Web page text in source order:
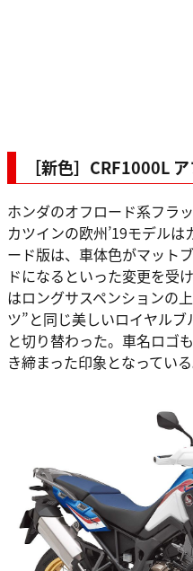
［新色］CRF1000L
ホンダのオフロード系フラ
カツインの欧州’19モデル
ード版は、車体色がマット
ドになるといった変更を受
はロングサスペンションの
ツ”と同じ美しいロイヤル
と切り替わった。車名ロゴ
き締まった印象となっている